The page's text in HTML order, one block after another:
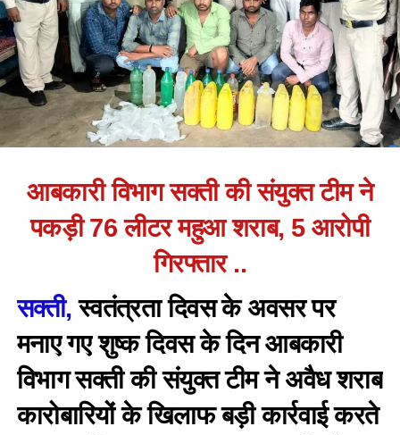
आबकारी विभाग सक्ती की संयुक्त टीम ने
पकड़ी 76 लीटर महुआ शराब, 5 आरोपी
गिरफ्तार ..
सक्ती,स्वतंत्रता दिवस के अवसर पर
मनाए गए शुष्क दिवस के दिन आबकारी
विभाग सक्ती की संयुक्त टीम ने अवैध शराब
कारोबारियों के खिलाफ बड़ी कार्रवाई करते